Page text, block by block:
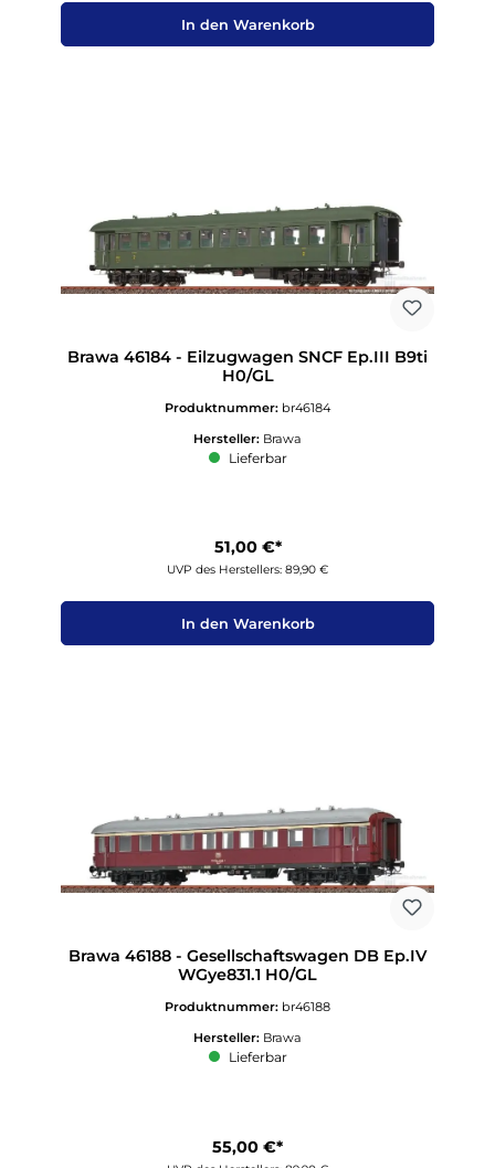
In den Warenkorb
Brawa 46184 - Eilzugwagen SNCF Ep.III B9ti
H0/GL
Produktnummer: br46184
Hersteller: Brawa
Lieferbar
51,00 €*
UVP des Herstellers: 89,90 €
In den Warenkorb
Brawa 46188 - Gesellschaftswagen DB Ep.IV
WGye831.1 H0/GL
Produktnummer: br46188
Hersteller: Brawa
Lieferbar
55,00 €*